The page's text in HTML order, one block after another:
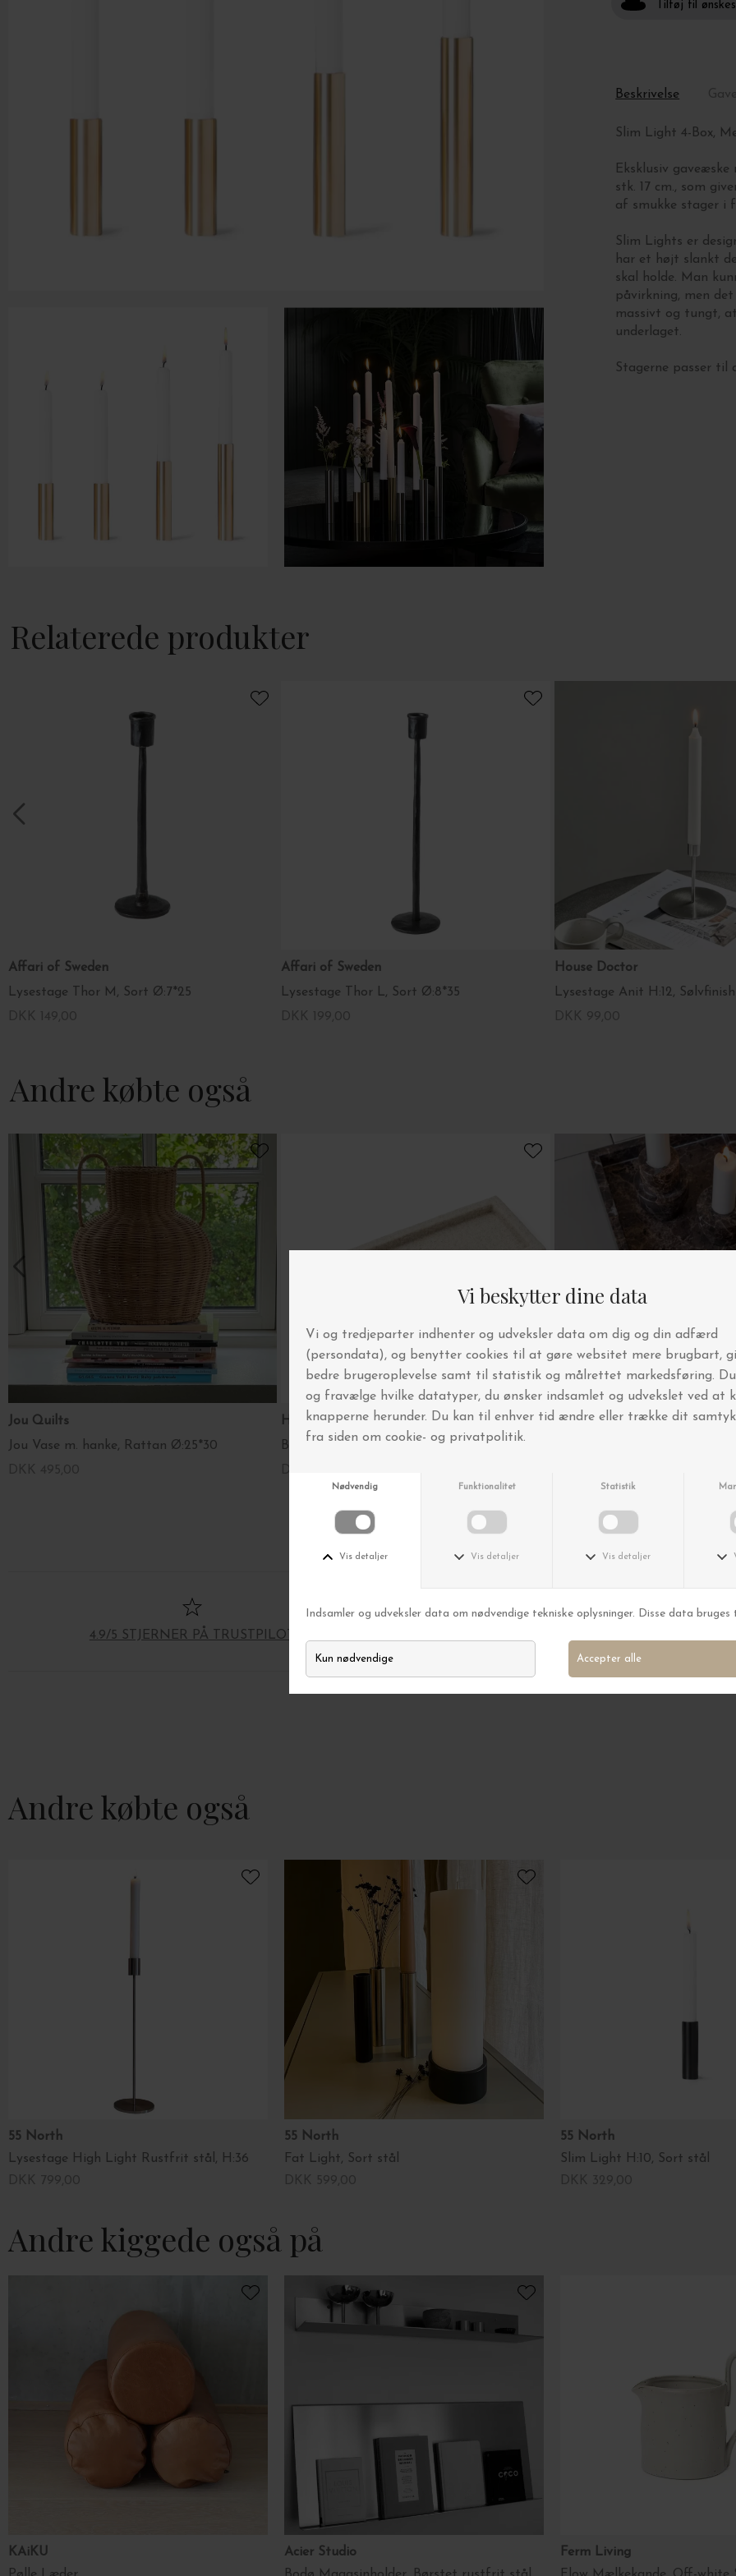
Tilføj til
Beskrivelse
Slim Light 4-Box,
Eksklusiv gaveæske
stk. 17 cm., som
af smukke stager i
Slim Lights er
har et højt slankt
skal holde. Man
påvirkning, men
massivt og tungt,
underlaget.
Stagerne passer til
Relaterede produkter
Affari of Sweden
Lysestage Thor M, Sort Ø:7*25
Affari of Sweden
Lysestage Thor L, Sort Ø:8*35
House Doctor
Lysestage Anit H:12, Sølvfinish
Andre købte også
Jou Quilts
Jou Vase m. hanke, Rattan Ø:25*30
HUMDAKIN
Bakke Sandsten, L.25*10
Mette Ditmer
4.9/5 STJERNER PÅ TRUSTPILOT
Andre købte også
55 North
Lysestage High Light Rustfrit stål, H:36
55 North
Fat Light, Sort stål
55 North
Slim Light H:10, Sort stål
Andre kiggede også på
KAiKU
Acier Studio
Ferm Living